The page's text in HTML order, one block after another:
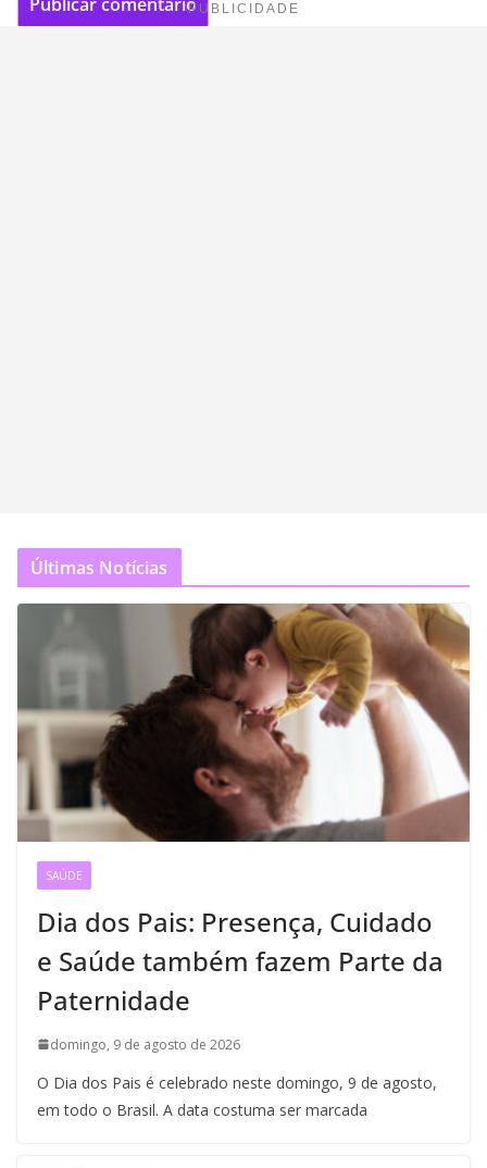
PUBLICIDADE
Últimas Notícias
SAÚDE
Dia dos Pais: Presença, Cuidado
e Saúde também fazem Parte da
Paternidade
domingo, 9 de agosto de 2026
O Dia dos Pais é celebrado neste domingo, 9 de agosto,
em todo o Brasil. A data costuma ser marcada